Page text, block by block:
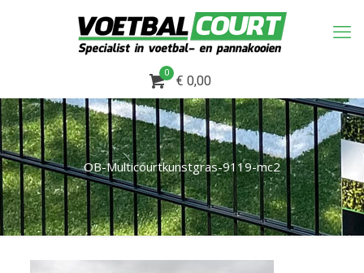
0
€ 0,00
OB-Multicourtkunstgras-9119-mc2